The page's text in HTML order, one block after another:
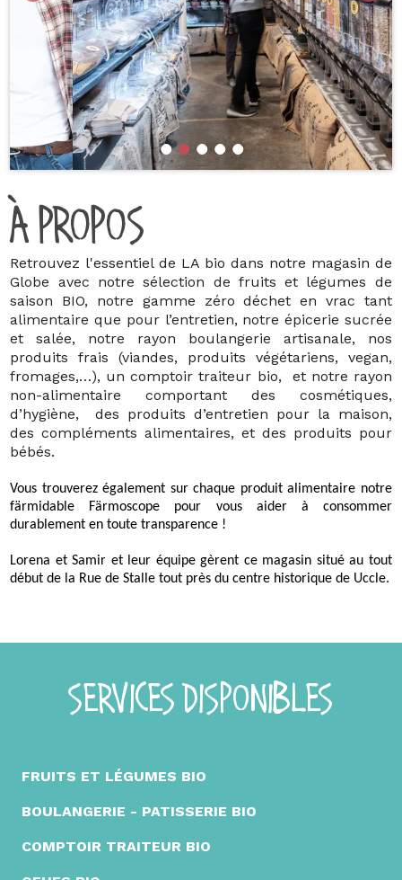
À PROPOS
Retrouvez l'essentiel de LA bio dans notre magasin de
Globe avec notre sélection de fruits et légumes de
saison BIO, notre gamme zéro déchet en vrac tant
alimentaire que pour l’entretien, notre épicerie sucrée
et salée, notre rayon boulangerie artisanale, nos
produits frais (viandes, produits végétariens, vegan,
fromages,…), un comptoir traiteur bio, et notre rayon
non-alimentaire comportant des cosmétiques,
d’hygiène, des produits d’entretien pour la maison,
des compléments alimentaires, et des produits pour
bébés.
Vous trouverez également sur chaque produit alimentaire notre
färmidable Färmoscope pour vous aider à consommer
durablement en toute transparence !
Lorena et Samir et leur équipe gèrent ce magasin situé au tout
début de la Rue de Stalle tout près du centre historique de Uccle.
SERVICES DISPONIBLES
FRUITS ET LÉGUMES BIO
BOULANGERIE - PATISSERIE BIO
COMPTOIR TRAITEUR BIO